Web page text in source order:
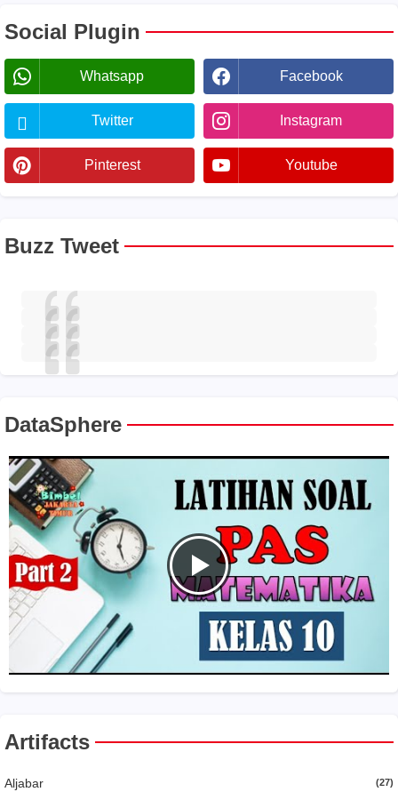
Social Plugin
Whatsapp Facebook
Twitter Instagram
Pinterest Youtube
Buzz Tweet
DataSphere
Artifacts
Aljabar (27)